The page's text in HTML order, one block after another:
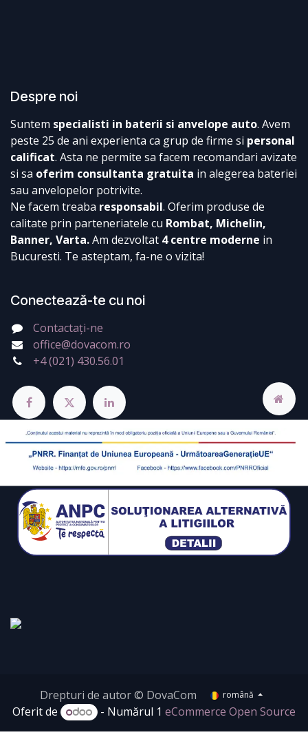
Despre noi
Suntem specialisti in baterii si anvelope auto. Avem
peste 25 de ani experienta ca grup de firme si personal
calificat. Asta ne permite sa facem recomandari avizate
si sa oferim consultanta gratuita in alegerea bateriei
sau anvelopelor potrivite.
Ne facem treaba responsabil. Oferim produse de
calitate prin parteneriatele cu Rombat, Michelin,
Banner, Varta.Am dezvoltat 4 centre moderne in
Bucuresti. Te asteptam, fa-ne o vizita!
Conectează-te cu noi
Contactați-ne
office@dovacom.ro
+4 (021) 430.56.01
Drepturi de autor © DovaCom română
Oferit de - Numărul 1eCommerce Open Source